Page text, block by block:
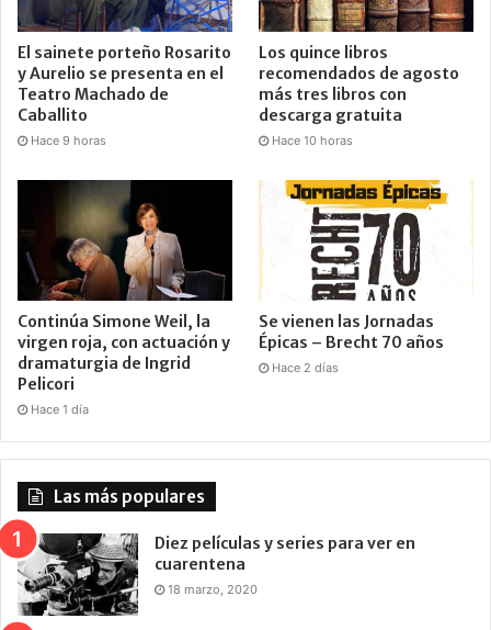
El sainete porteño Rosarito
y Aurelio se presenta en el
Teatro Machado de
Caballito
Hace 9 horas
Los quince libros
recomendados de agosto
más tres libros con
descarga gratuita
Hace 10 horas
Continúa Simone Weil, la
virgen roja, con actuación y
dramaturgia de Ingrid
Pelicori
Hace 1 día
Se vienen las Jornadas
Épicas – Brecht 70 años
Hace 2 días
Las más populares
Diez películas y series para ver en
cuarentena
18 marzo, 2020